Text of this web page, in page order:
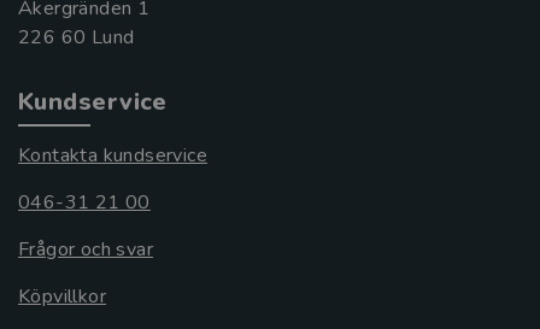
Åkergränden 1
Kundservice
Kontakta kundservice
046-31 21 00
Frågor och svar
Köpvillkor